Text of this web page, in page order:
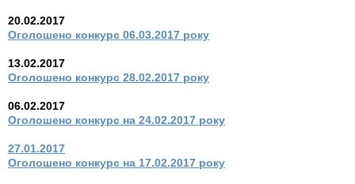
20.02.2017
Оголошено конкурс 06.03.2017 року
13.02.2017
Оголошено конкурс 28.02.2017 року
06.02.2017
Оголошено конкурс на 24.02.2017 року
27.01.2017
Оголошено конкурс на 17.02.2017 року